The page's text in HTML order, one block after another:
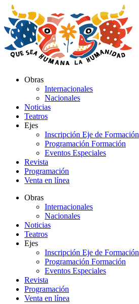
al
contenido
Obras
Internacionales
Nacionales
Noticias
Teatros
Ejes
Inscripción Eje de Formación
Programación Formación
Eventos Especiales
Revista
Programación
Venta en línea
Obras
Internacionales
Nacionales
Noticias
Teatros
Ejes
Inscripción Eje de Formación
Programación Formación
Eventos Especiales
Revista
Programación
Venta en línea